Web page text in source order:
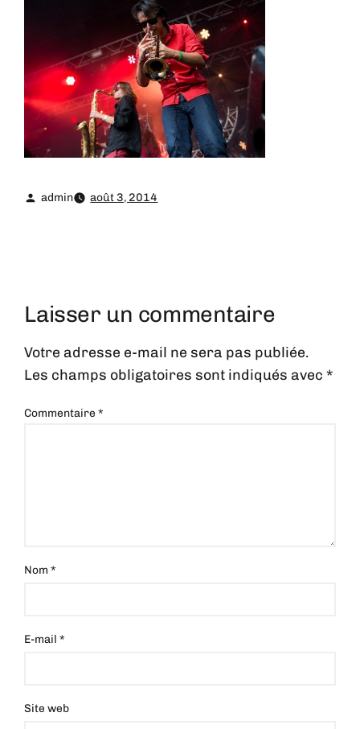
admin août 3, 2014
Laisser un commentaire
Votre adresse e-mail ne sera pas publiée.
Les champs obligatoires sont indiqués avec*
Commentaire*
Nom*
E-mail*
Site web